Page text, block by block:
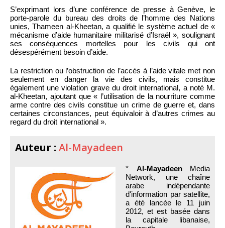
S’exprimant lors d’une conférence de presse à Genève, le
porte-parole du bureau des droits de l’homme des Nations
unies, Thameen al-Kheetan, a qualifié le système actuel de «
mécanisme d’aide humanitaire militarisé d’Israël », soulignant
ses conséquences mortelles pour les civils qui ont
désespérément besoin d’aide.
La restriction ou l’obstruction de l’accès à l’aide vitale met non
seulement en danger la vie des civils, mais constitue
également une violation grave du droit international, a noté M.
al-Kheetan, ajoutant que « l’utilisation de la nourriture comme
arme contre des civils constitue un crime de guerre et, dans
certaines circonstances, peut équivaloir à d’autres crimes au
regard du droit international ».
Auteur : Al-Mayadeen
* Al-MayadeenMedia
Network, une chaîne
arabe indépendante
d'information par satellite,
a été lancée le 11 juin
2012, et est basée dans
la capitale libanaise,